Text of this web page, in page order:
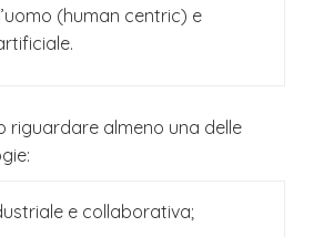
(human centric) e
riguardare almeno una delle
e collaborativa;